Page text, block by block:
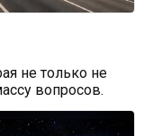
не только не
вопросов.